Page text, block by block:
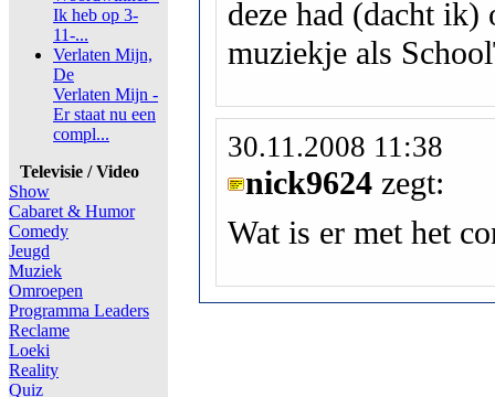
Ik heb op 3-
11-...
Verlaten Mijn,
De
Verlaten Mijn -
Er staat nu een
compl...
Televisie / Video
Show
Cabaret & Humor
Comedy
Jeugd
Muziek
Omroepen
Programma Leaders
Reclame
Loeki
Reality
Quiz
deze had (dacht ik)
muziekje als
30.11.2008 11:38
nick9624 zegt:
Wat is er met het